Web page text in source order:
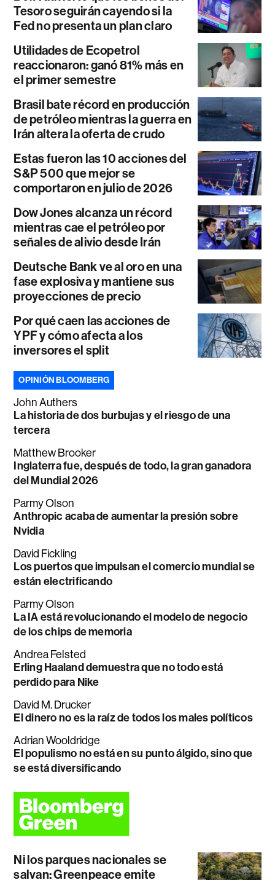
Tesoro seguirán cayendo si la
Fed no presenta un plan claro
Utilidades de Ecopetrol
reaccionaron: ganó 81% más en
el primer semestre
Brasil bate récord en producción
de petróleo mientras la guerra en
Irán altera la oferta de crudo
Estas fueron las 10 acciones del
S&P 500 que mejor se
comportaron en julio de 2026
Dow Jones alcanza un récord
mientras cae el petróleo por
señales de alivio desde Irán
Deutsche Bank ve al oro en una
fase explosiva y mantiene sus
proyecciones de precio
Por qué caen las acciones de
YPF y cómo afecta a los
inversores el split
OPINIÓN BLOOMBERG
John Authers
La historia de dos burbujas y el riesgo de una
tercera
Matthew Brooker
Inglaterra fue, después de todo, la gran ganadora
del Mundial 2026
Parmy Olson
Anthropic acaba de aumentar la presión sobre
Nvidia
David Fickling
Los puertos que impulsan el comercio mundial se
están electrificando
Parmy Olson
La IA está revolucionando el modelo de negocio
de los chips de memoria
Andrea Felsted
Erling Haaland demuestra que no todo está
perdido para Nike
David M. Drucker
El dinero no es la raíz de todos los males políticos
Adrian Wooldridge
El populismo no está en su punto álgido, sino que
se está diversificando
Ni los parques nacionales se
salvan: Greenpeace emite